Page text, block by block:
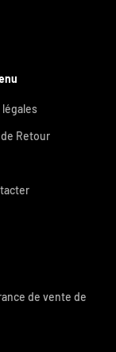
de vente de
Retour